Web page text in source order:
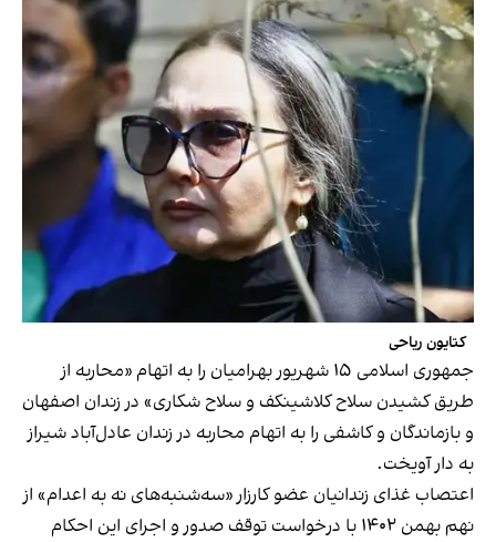
کتایون ریاحی
جمهوری اسلامی ۱۵ شهریور بهرامیان را به اتهام «محاربه از
طریق کشیدن سلاح کلاشینکف و سلاح شکاری» در زندان اصفهان
و بازماندگان و کاشفی را به اتهام محاربه در زندان عادل‌آباد شیراز
به دار آویخت.
اعتصاب غذای زندانیان عضو کارزار «سه‌شنبه‌های نه به اعدام» از
نهم بهمن ۱۴۰۲ با درخواست توقف صدور و اجرای این احکام